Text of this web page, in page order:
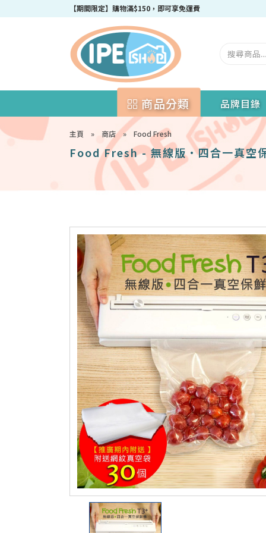
【期間限定】購物滿$150，即可享免運費
成為IPEshop會員，新會員即可獲得迎新$50購物優惠碼！
商品分類 品牌目錄
主頁 » 商店» Food Fresh
Food Fresh - 無線版•四合一真空